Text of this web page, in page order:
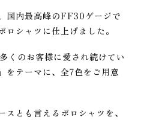
国内最高峰のFF30ゲージで
ロシャツに仕上げました。
くのお客様に愛され続けてい
をテーマに、全7色をご用意
とも言えるポロシャツを、